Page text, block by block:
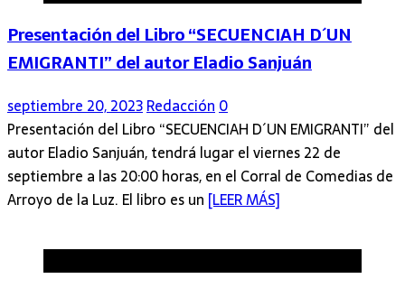
Presentación del Libro “SECUENCIAH D´UN
EMIGRANTI” del autor Eladio Sanjuán
septiembre 20, 2023Redacción 0
Presentación del Libro “SECUENCIAH D´UN EMIGRANTI” del
autor Eladio Sanjuán, tendrá lugar el viernes 22 de
septiembre a las 20:00 horas, en el Corral de Comedias de
Arroyo de la Luz. El libro es un [LEER MÁS]